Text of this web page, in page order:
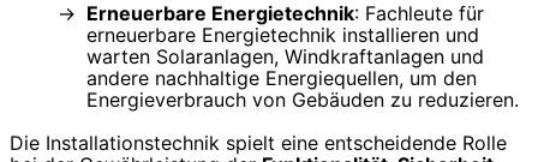
Erneuerbare Energietechnik: Fachleute für
erneuerbare Energietechnik installieren und
warten Solaranlagen, Windkraftanlagen und
andere nachhaltige Energiequellen, um den
Energieverbrauch von Gebäuden zu reduzieren.
Die Installationstechnik spielt eine entscheidende Rolle